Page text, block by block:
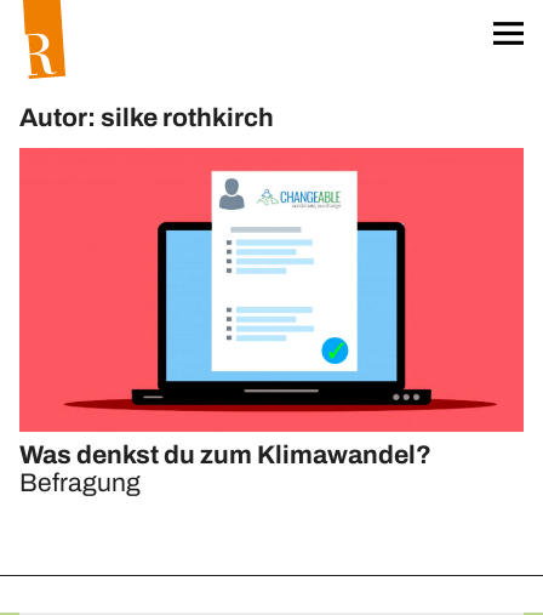
Startseite
Für unser Klima
Projekt »unser Klima«
Klima-Aktionskarten
Klima-Workshops
Klima-Exkursionen
Heftreihe »unser Klima«
Hefte bestellen
Materialien
Autor: silke rothkirch
Was denkst du zum Klimawandel?
Befragung